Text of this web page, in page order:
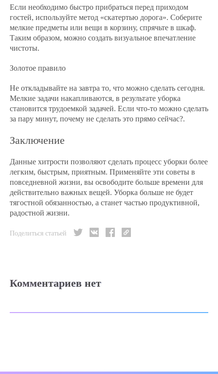
Если необходимо быстро прибраться перед приходом
гостей, используйте метод «скатертью дорога». Соберите
мелкие предметы или вещи в корзину, спрячьте в шкаф.
Таким образом, можно создать визуальное впечатление
чистоты.
Золотое правило
Не откладывайте на завтра то, что можно сделать сегодня.
Мелкие задачи накапливаются, в результате уборка
становится трудоемкой задачей. Если что-то можно сделать
за пару минут, почему не сделать это прямо сейчас?.
Заключение
Данные хитрости позволяют сделать процесс уборки более
легким, быстрым, приятным. Применяйте эти советы в
повседневной жизни, вы освободите больше времени для
действительно важных вещей. Уборка больше не будет
тягостной обязанностью, а станет частью продуктивной,
радостной жизни.
Поделиться статьей
Комментариев нет